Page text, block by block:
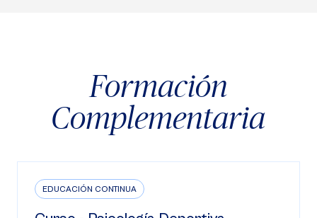
Formación
Complementaria
EDUCACIÓN CONTINUA